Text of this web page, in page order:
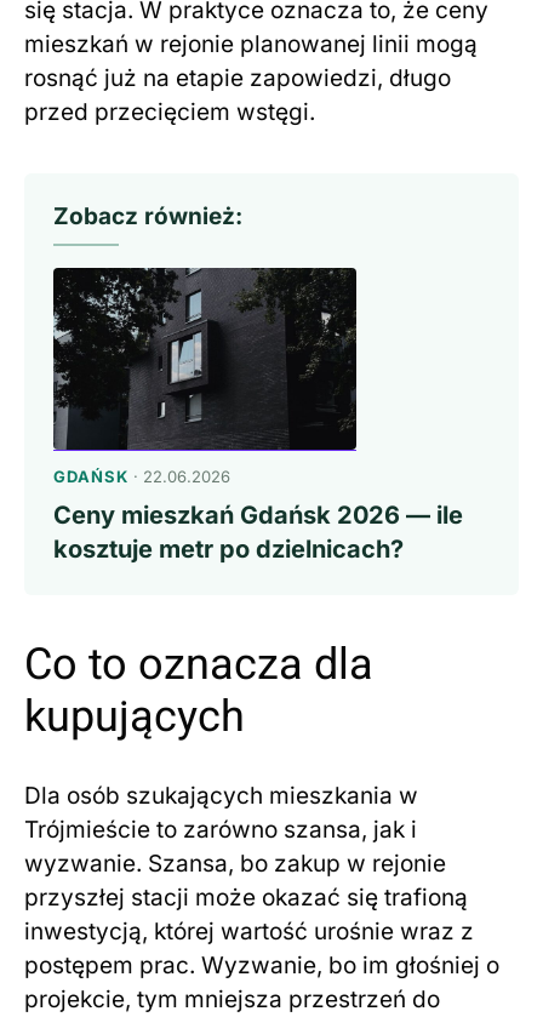
się stacja. W praktyce oznacza to, że ceny
mieszkań w rejonie planowanej linii mogą
rosnąć już na etapie zapowiedzi, długo
przed przecięciem wstęgi.
Zobacz również:
GDAŃSK · 22.06.2026
Ceny mieszkań Gdańsk 2026 — ile
kosztuje metr po dzielnicach?
Co to oznacza dla
kupujących
Dla osób szukających mieszkania w
Trójmieście to zarówno szansa, jak i
wyzwanie. Szansa, bo zakup w rejonie
przyszłej stacji może okazać się trafioną
inwestycją, której wartość urośnie wraz z
postępem prac. Wyzwanie, bo im głośniej o
projekcie, tym mniejsza przestrzeń do